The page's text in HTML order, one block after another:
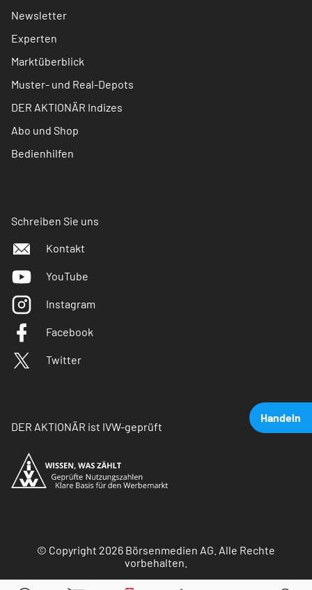
Handeln
Newsletter
Experten
Marktüberblick
Muster- und Real-Depots
DER AKTIONÄR Indizes
Abo und Shop
Bedienhilfen
Schreiben Sie uns
Kontakt
YouTube
Instagram
Facebook
Twitter
DER AKTIONÄR ist IVW-geprüft
© Copyright 2026 Börsenmedien AG. Alle Rechte
vorbehalten.